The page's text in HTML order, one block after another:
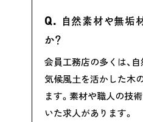
自然素材や無垢
か？
会員工務店の多くは、
気候風土を活かした木
ます。素材や職人の技
いた求人があります。